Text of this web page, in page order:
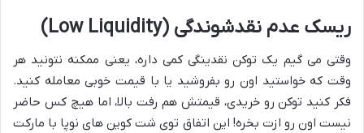
ریسک عدم نقدشوندگی (Low Liquidity)
وقتی می گیم یک توکن نقدینگی کمی داره، یعنی ممکنه نتونید هر
وقت که خواستید اون رو بفروشید یا با قیمت خوبی معامله کنید.
فکر کنید توکن رو خریدی، قیمتش هم رفت بالا، اما هیچ کس حاضر
نیست اون رو ازت بخره! این اتفاق توی شت کوین های نوپا با مارکت